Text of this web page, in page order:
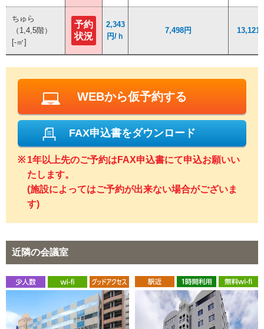
ちゅら
（1,4,5階）
[-㎡]
予約
状況
2,343
円/ｈ
7,498円 13,121
ちゅら
（1,4,5階）
[-㎡]
予約
状況
2,343
円/ｈ
7,498円 13,121
WEBから仮予約する
FAX申込書をダウンロード
1年以上先のご予約はFAX申込書にて申込お願いい
たします。
(施設によってはご予約が出来ない場合がございま
す)
近隣の会議室